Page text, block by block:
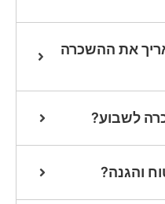
את ההשכרה
לשבוע?
והגנה?